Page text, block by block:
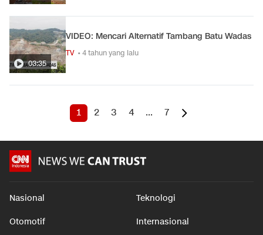
03:35
VIDEO: Mencari Alternatif Tambang Batu Wadas
TV • 4 tahun yang lalu
1 2 3 4 ... 7
Nasional Teknologi
Otomotif Internasional